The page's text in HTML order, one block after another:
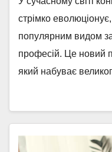
стрімко
популярним видом
професій. Це новий
який набуває